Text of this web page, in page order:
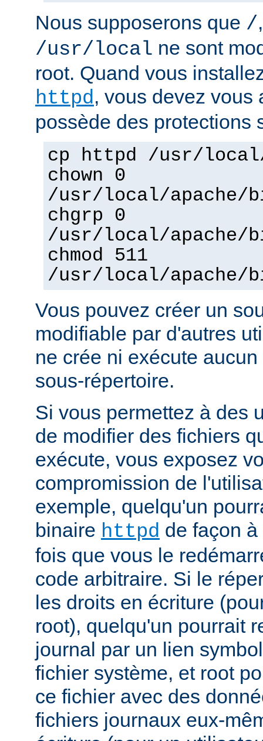
Nous supposerons que /
/usr/local ne sont
root. Quand vous
httpd, vous devez vous
possède des protections
cp httpd /usr/
chown 0
/usr/local/apache/
chgrp 0
/usr/local/apache/
chmod 511
/usr/local/apache/
Vous pouvez créer un
modifiable par d'autres
ne crée ni exécute
sous-répertoire.
Si vous permettez à des
de modifier des fichiers
exécute, vous exposez
compromission de
exemple, quelqu'un
binaire httpd de façon
fois que vous le
code arbitraire. Si le
les droits en écriture
root), quelqu'un pourrait
journal par un lien
fichier système, et root
ce fichier avec des
fichiers journaux eux-